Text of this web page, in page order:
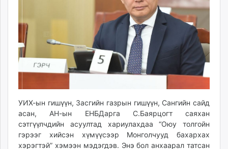
Livetv.mn
Eguur.mn
24tsag.mn
shuud.mn
today.mn
zuv.mn
mminfo.mn
УИХ-ын гишүүн, Засгийн газрын гишүүн, Сангийн сайд
асан, АН-ын ЕНБДарга С.Баярцогт саяхан
сэтгүүлчдийн асуултад хариулахдаа “Оюу толгойн
гэрээг хийсэн хүмүүсээр Монголчууд бахархах
хэрэгтэй” хэмээн мэдэгдэв. Энэ бол анхаарал татсан